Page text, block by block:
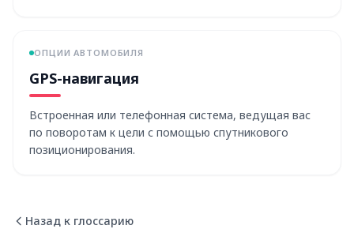
ОПЦИИ АВТОМОБИЛЯ
GPS-навигация
Встроенная или телефонная система, ведущая вас
по поворотам к цели с помощью спутникового
позиционирования.
Назад к глоссарию